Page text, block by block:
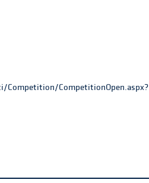
CompetitionOpen.aspx?